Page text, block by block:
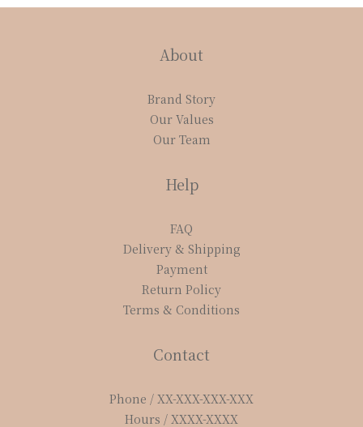
About
Brand Story
Our Values
Our Team
Help
FAQ
Delivery & Shipping
Payment
Return Policy
Terms & Conditions
Contact
Phone / XX-XXX-XXX-XXX
Hours / XXXX-XXXX